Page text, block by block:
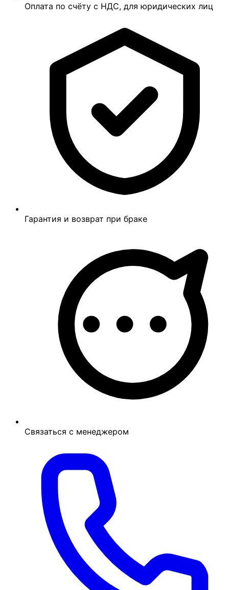
Оплата по счёту с НДС, для юридических лиц
Гарантия и возврат при браке
Связаться с менеджером